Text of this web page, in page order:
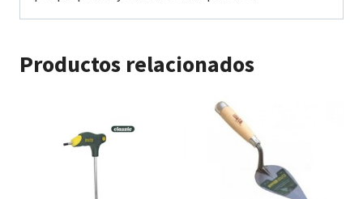
Productos relacionados